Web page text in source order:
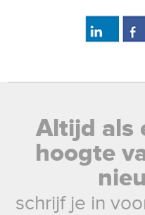
Altijd als
hoogte
schrijf je in